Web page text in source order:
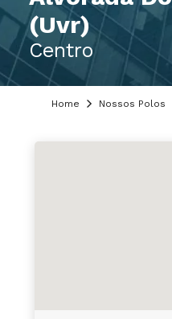
(Uvr)
Centro
Home Nossos Polos